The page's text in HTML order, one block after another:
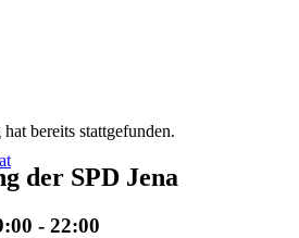
bereits stattgefunden.
der SPD Jena
- 22:00